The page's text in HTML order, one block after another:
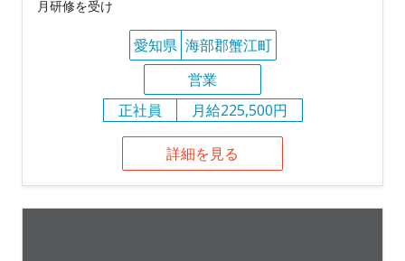
月研修を受け
愛知県 海部郡蟹江町
営業
正社員
月給225,500円
詳細を見る